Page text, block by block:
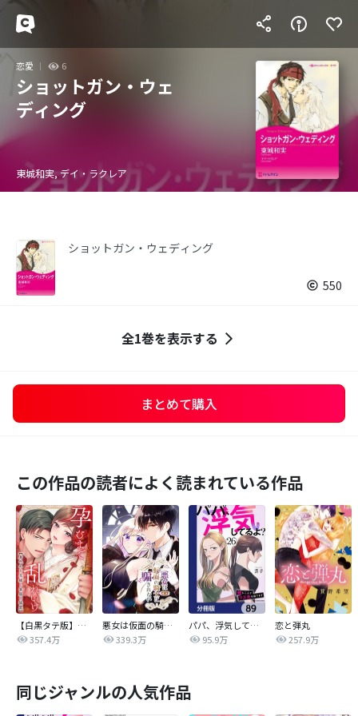
恋愛 6
ショットガン・ウェ
ディング
東城和実, デイ・ラクレア
ショットガン・ウェディング
550
全1巻を表示する
まとめて購入
この作品の読者によく読まれている作品
【白黒タテ版】孕むまで乱れいけ～身代わり花嫁と軍服の猛愛
357.4万
悪女は仮面の騎士に騙されない
339.3万
パパ、浮気してるよ？娘と二人でクズ夫を捨てます【分冊版】
95.9万
恋と弾丸
257.9万
同じジャンルの人気作品